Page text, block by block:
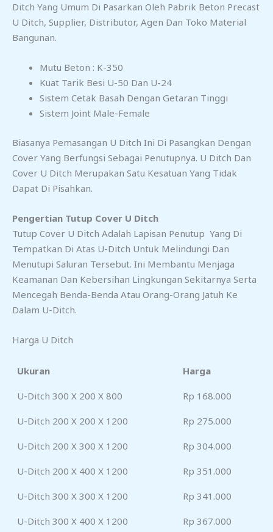
Ditch Yang Umum Di Pasarkan Oleh Pabrik Beton Precast
U Ditch, Supplier, Distributor, Agen Dan Toko Material
Bangunan.
Mutu Beton : K-350
Kuat Tarik Besi U-50 Dan U-24
Sistem Cetak Basah Dengan Getaran Tinggi
Sistem Joint Male-Female
Biasanya Pemasangan U Ditch Ini Di Pasangkan Dengan
Cover Yang Berfungsi Sebagai Penutupnya. U Ditch Dan
Cover U Ditch Merupakan Satu Kesatuan Yang Tidak
Dapat Di Pisahkan.
Pengertian Tutup Cover U Ditch
Tutup Cover U Ditch Adalah Lapisan Penutup Yang Di
Tempatkan Di Atas U-Ditch Untuk Melindungi Dan
Menutupi Saluran Tersebut. Ini Membantu Menjaga
Keamanan Dan Kebersihan Lingkungan Sekitarnya Serta
Mencegah Benda-Benda Atau Orang-Orang Jatuh Ke
Dalam U-Ditch.
Harga U Ditch
Ukuran Harga
U-Ditch 300 X 200 X 800 Rp 168.000
U-Ditch 200 X 200 X 1200 Rp 275.000
U-Ditch 200 X 300 X 1200 Rp 304.000
U-Ditch 200 X 400 X 1200 Rp 351.000
U-Ditch 300 X 300 X 1200 Rp 341.000
U-Ditch 300 X 400 X 1200 Rp 367.000